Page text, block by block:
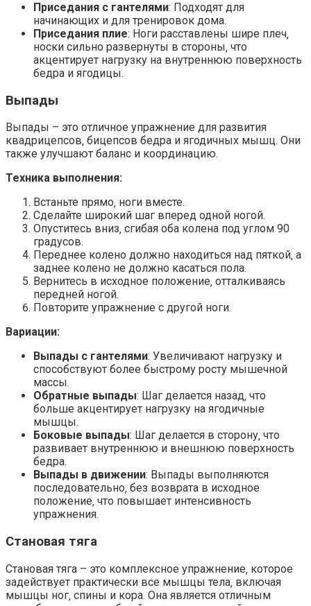
Приседания с гантелями: Подходят для
начинающих и для тренировок дома.
Приседания плие: Ноги расставлены шире плеч‚
носки сильно развернуты в стороны‚ что
акцентирует нагрузку на внутреннюю поверхность
бедра и ягодицы.
Выпады
Выпады – это отличное упражнение для развития
квадрицепсов‚ бицепсов бедра и ягодичных мышц. Они
также улучшают баланс и координацию.
Техника выполнения:
Встаньте прямо‚ ноги вместе.
Сделайте широкий шаг вперед одной ногой.
Опуститесь вниз‚ сгибая оба колена под углом 90
градусов.
Переднее колено должно находиться над пяткой‚ а
заднее колено не должно касаться пола.
Вернитесь в исходное положение‚ отталкиваясь
передней ногой.
Повторите упражнение с другой ноги.
Вариации:
Выпады с гантелями: Увеличивают нагрузку и
способствуют более быстрому росту мышечной
массы.
Обратные выпады: Шаг делается назад‚ что
больше акцентирует нагрузку на ягодичные
мышцы.
Боковые выпады: Шаг делается в сторону‚ что
развивает внутреннюю и внешнюю поверхность
бедра.
Выпады в движении: Выпады выполняются
последовательно‚ без возврата в исходное
положение‚ что повышает интенсивность
упражнения.
Становая тяга
Становая тяга – это комплексное упражнение‚ которое
задействует практически все мышцы тела‚ включая
мышцы ног‚ спины и кора. Она является отличным